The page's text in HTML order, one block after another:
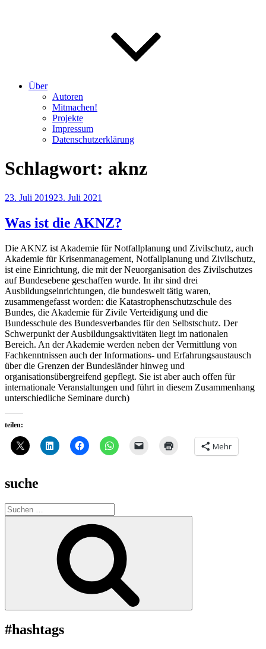
Über
Autoren
Mitmachen!
Projekte
Impressum
Datenschutzerklärung
Schlagwort: aknz
Veröffentlicht
23. Juli 201923. Juli 2021
Was ist die AKNZ?
Die AKNZ ist Akademie für Notfallplanung und Zivilschutz, auch
Akademie für Krisenmanagement, Notfallplanung und Zivilschutz,
ist eine Einrichtung, die mit der Neuorganisation des Zivilschutzes
auf Bundesebene geschaffen wurde. In ihr sind drei
Ausbildungseinrichtungen, die bundesweit tätig waren,
zusammengefasst worden: die Katastrophenschutzschule des
Bundes, die Akademie für Zivile Verteidigung und die
Bundesschule des Bundesverbandes für den Selbstschutz. Der
Schwerpunkt der Ausbildungsaktivitäten liegt im nationalen
Bereich. An der Akademie werden neben der Vermittlung von
Fachkenntnissen auch der Informations- und Erfahrungsaustausch
über die Grenzen der Bundesländer hinweg und
organisationsübergreifend gepflegt. Sie ist aber auch offen für
internationale Veranstaltungen und führt in diesem Zusammenhang
unterschiedliche Seminare durch)
teilen:
Mehr
suche
Suche
nach:
#hashtags